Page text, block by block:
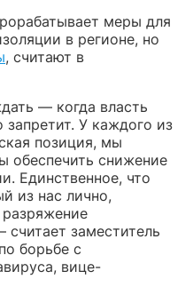
меры для
в регионе, но
, считают в
— когда власть
запретит. У каждого из
позиция, мы
обеспечить снижение
Единственное, что
из нас лично,
заместитель
борьбе с
вице-